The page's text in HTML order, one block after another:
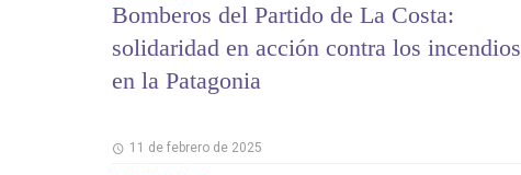
Bomberos del Partido de La Costa:
solidaridad en acción contra los incendios
en la Patagonia
11 de febrero de 2025